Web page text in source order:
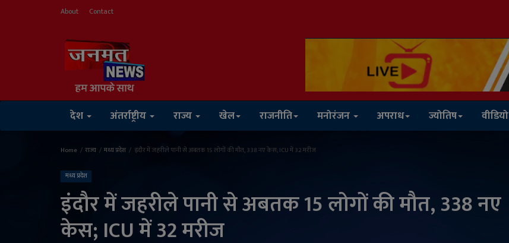
About Contact
देश अंतर्राष्ट्रीय राज्य खेल राजनीति मनोरंजन अपराध ज्योतिष वीडियो
Home राज्य मध्य प्रदेश इंदौर में जहरीले पानी से अबतक 15 लोगों की मौत, 338 नए केस; ICU में 32 मरीज
मध्य प्रदेश
इंदौर में जहरीले पानी से अबतक 15 लोगों की मौत, 338 नए
केस; ICU में 32 मरीज